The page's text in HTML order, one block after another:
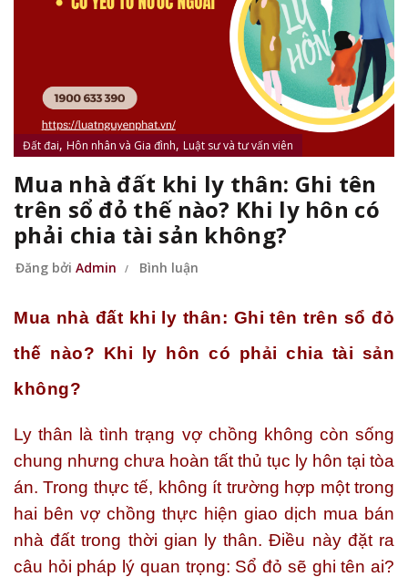
Đất đai, Hôn nhân và Gia đình, Luật sư và tư vấn viên
Mua nhà đất khi ly thân: Ghi tên
trên sổ đỏ thế nào? Khi ly hôn có
phải chia tài sản không?
Đăng bởi Admin Bình luận
Mua nhà đất khi ly thân: Ghi tên trên sổ đỏ
thế nào? Khi ly hôn có phải chia tài sản
không?
Ly thân là tình trạng vợ chồng không còn sống
chung nhưng chưa hoàn tất thủ tục ly hôn tại tòa
án. Trong thực tế, không ít trường hợp một trong
hai bên vợ chồng thực hiện giao dịch mua bán
nhà đất trong thời gian ly thân. Điều này đặt ra
câu hỏi pháp lý quan trọng: Sổ đỏ sẽ ghi tên ai?